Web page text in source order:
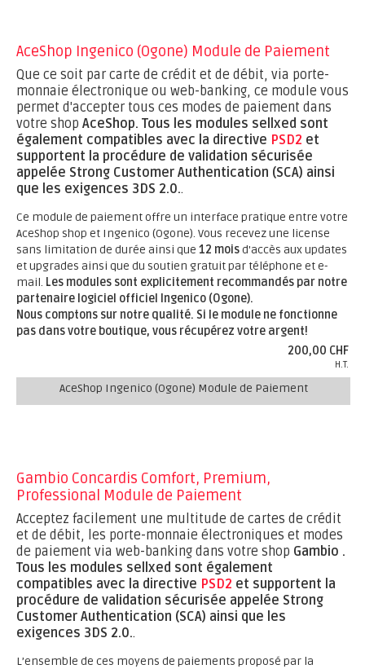
AceShop Ingenico (Ogone) Module de Paiement
Que ce soit par carte de crédit et de débit, via porte-
monnaie électronique ou web-banking, ce module vous
permet d'accepter tous ces modes de paiement dans
votre shop AceShop. Tous les modules sellxed sont
également compatibles avec la directive PSD2 et
supportent la procédure de validation sécurisée
appelée Strong Customer Authentication (SCA) ainsi
que les exigences 3DS 2.0..
Ce module de paiement offre un interface pratique entre votre
AceShop shop et Ingenico (Ogone). Vous recevez une license
sans limitation de durée ainsi que 12 moisd'accès aux updates
et upgrades ainsi que du soutien gratuit par téléphone et e-
mail. Les modules sont explicitement recommandés par notre
partenaire logiciel officiel Ingenico (Ogone).
Nous comptons sur notre qualité. Si le module ne fonctionne
pas dans votre boutique, vous récupérez votre argent!
200,00 CHF
H.T.
AceShop Ingenico (Ogone) Module de Paiement
Gambio Concardis Comfort, Premium,
Professional Module de Paiement
Acceptez facilement une multitude de cartes de crédit
et de débit, les porte-monnaie électroniques et modes
de paiement via web-banking dans votre shop Gambio .
Tous les modules sellxed sont également
compatibles avec la directive PSD2 et supportent la
procédure de validation sécurisée appelée Strong
Customer Authentication (SCA) ainsi que les
exigences 3DS 2.0..
L’ensemble de ces moyens de paiements proposé par la